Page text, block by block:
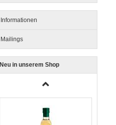
Informationen
Mailings
Neu in unserem Shop
Love